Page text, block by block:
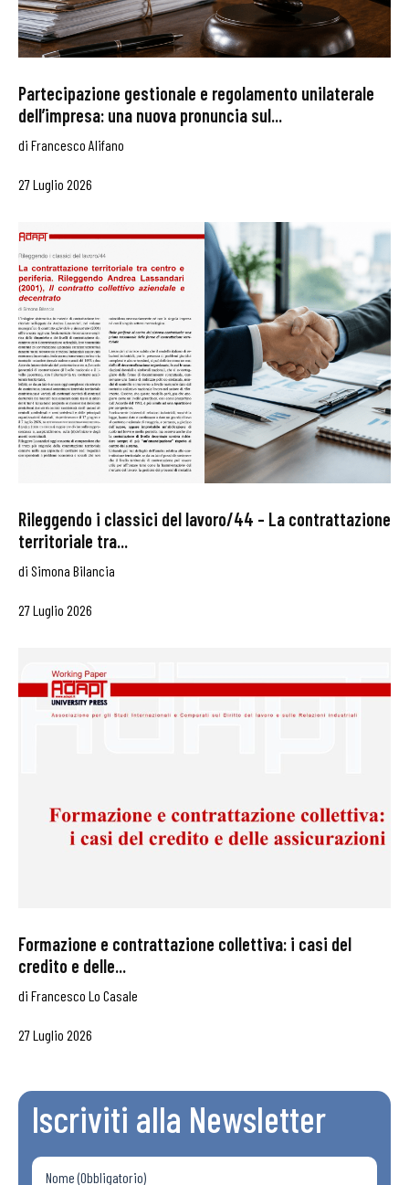
Partecipazione gestionale e regolamento unilaterale
dell’impresa: una nuova pronuncia sul...
di Francesco Alifano
27 Luglio 2026
Rileggendo i classici del lavoro/44 – La contrattazione
territoriale tra...
di Simona Bilancia
27 Luglio 2026
Formazione e contrattazione collettiva: i casi del
credito e delle...
di Francesco Lo Casale
27 Luglio 2026
Iscriviti alla Newsletter